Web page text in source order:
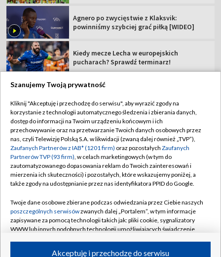
Agnero po zwycięstwie z Klaksvik:
powinniśmy szybciej grać piłką [WIDEO]
Kiedy mecze Lecha w europejskich
pucharach? Sprawdź terminarz!
TVP
Abonament TVP
Sklep TVP
Biuro Reklamy
Oferta Handlowa
Emisja w TVP
Rada Programowa
Ogłoszenia przetargowe
Regulamin TVP
Polityka prywatności
Moje zgody
Biuro reklamy
Kanały
©2026 Telewizja Polska Spółka Akcyjna w likwidacji
Szanujemy Twoją prywatność
Kliknij "Akceptuję i przechodzę do serwisu", aby wyrazić zgody na
korzystanie z technologii automatycznego śledzenia i zbierania danych,
dostęp do informacji na Twoim urządzeniu końcowym i ich
przechowywanie oraz na przetwarzanie Twoich danych osobowych przez
nas, czyli Telewizję Polską S.A. w likwidacji (zwaną dalej również „TVP”),
Zaufanych Partnerów z IAB* (1201 firm) oraz pozostałych Zaufanych
Partnerów TVP (93 firm), w celach marketingowych (w tym do
zautomatyzowanego dopasowania reklam do Twoich zainteresowań i
mierzenia ich skuteczności) i pozostałych, które wskazujemy poniżej, a
także zgody na udostępnianie przez nas identyfikatora PPID do Google.
Twoje dane osobowe zbierane podczas odwiedzania przez Ciebie naszych
poszczególnych serwisówzwanych dalej „Portalem”, w tym informacje
zapisywane za pomocą technologii takich jak: pliki cookie, sygnalizatory
WWW lub innych podobnych technologii umożliwiających świadczenie
Akceptuję i przechodzę do serwisu